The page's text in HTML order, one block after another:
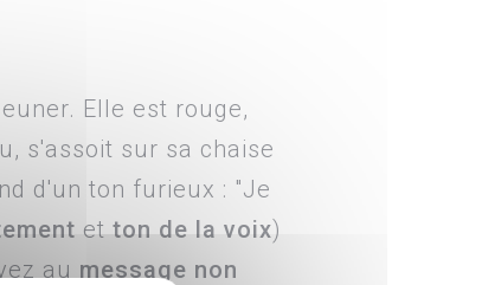
Elle est rouge,
s'assoit sur sa chaise
d'un ton furieux : "Je
etton de la voix)
au message non